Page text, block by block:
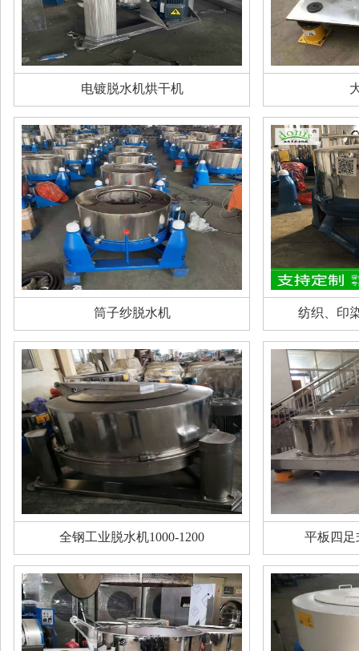
电镀脱水机烘干机
筒子纱脱水机 纺织、印
全钢工业脱水机1000-1200 平板四足